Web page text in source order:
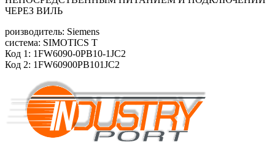
ЧЕРЕЗ ВИЛЬ
роизводитель: Siemens
система: SIMOTICS T
Код 1: 1FW6090-0PB10-1JC2
Код 2: 1FW60900PB101JC2